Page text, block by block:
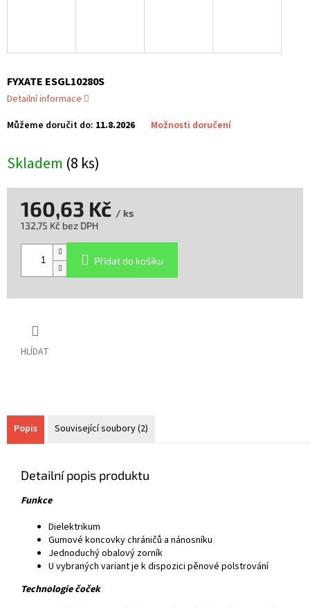
Skladem (8 ks)
Můžeme doručit do: 11.8.2026 Možnosti doručení
FYXATE ESGL10280S
Detailní informace
HLÍDAT
160,63 Kč / ks
132,75 Kč bez DPH
Přidat do košíku
Popis Související soubory (2)
Detailní popis produktu
Funkce
Dielektrikum
Gumové koncovky chráničů a nánosníku
Jednoduchý obalový zorník
U vybraných variant je k dispozici pěnové polstrování
Technologie čoček